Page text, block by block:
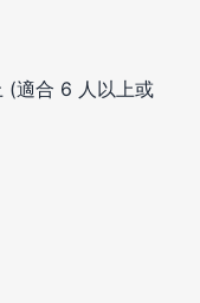
(適合 6 人以上或